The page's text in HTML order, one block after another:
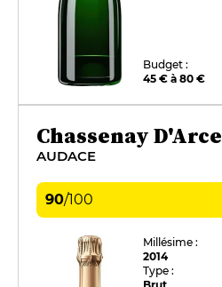
Budget :
45 € à 80 €
Chassenay D'Arce
AUDACE
90/100
Millésime :
2014
Type :